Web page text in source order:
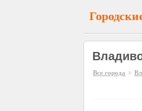
Все города »